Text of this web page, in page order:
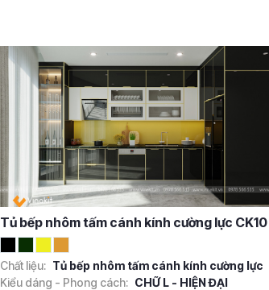
Tủ bếp nhôm tấm cánh kính cường lực CK10
Chất liệu: Tủ bếp nhôm tấm cánh kính cường lực
Kiểu dáng - Phong cách: CHỮ L - HIỆN ĐẠI